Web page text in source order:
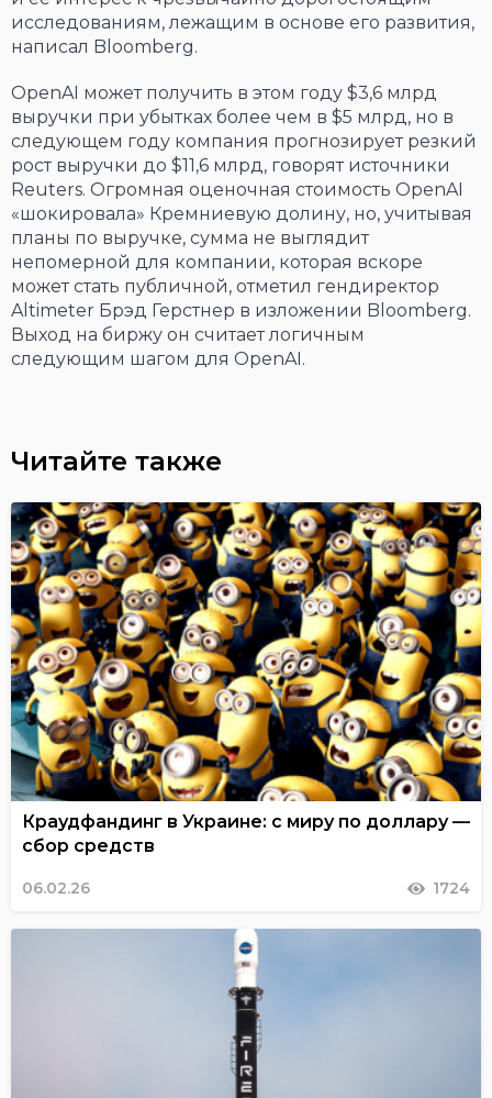
исследованиям, лежащим в основе его развития,
написал Bloomberg.
OpenAI может получить в этом году $3,6 млрд
выручки при убытках более чем в $5 млрд, но в
следующем году компания прогнозирует резкий
рост выручки до $11,6 млрд, говорят источники
Reuters. Огромная оценочная стоимость OpenAI
«шокировала» Кремниевую долину, но, учитывая
планы по выручке, сумма не выглядит
непомерной для компании, которая вскоре
может стать публичной, отметил гендиректор
Altimeter Брэд Герстнер в изложении Bloomberg.
Выход на биржу он считает логичным
следующим шагом для OpenAI.
Читайте также
Краудфандинг в Украине: с миру по доллару —
сбор средств
06.02.26 1724